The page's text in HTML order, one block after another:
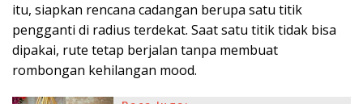
itu, siapkan rencana cadangan berupa satu titik
pengganti di radius terdekat. Saat satu titik tidak bisa
dipakai, rute tetap berjalan tanpa membuat
rombongan kehilangan mood.